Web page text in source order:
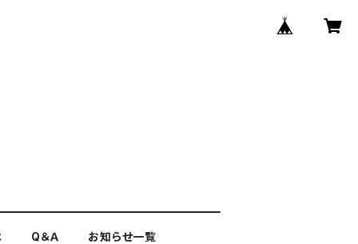
Q＆Ａ お知らせ一覧